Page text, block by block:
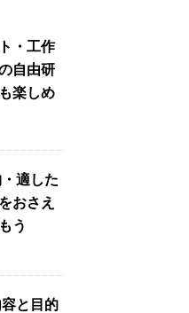
・工作
自由研
楽しめ
適した
おさえ
う
と目的